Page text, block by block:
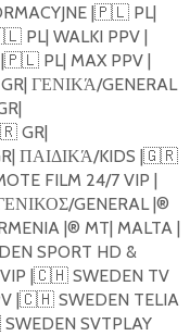
|🇵🇱PL|
PL| WALKI PPV |
🇵🇱PL| MAX PPV |
ΓΕΝΙΚΆ/GENERAL
GR|
ΠΑΙΔΙΚΆ/KIDS |🇬🇷
FILM 24/7 VIP |
GENERAL |®️
|®️ MT| MALTA |
SPORT HD &
|🇨🇭SWEDEN TV
|🇨🇭SWEDEN TELIA
SWEDEN SVTPLAY